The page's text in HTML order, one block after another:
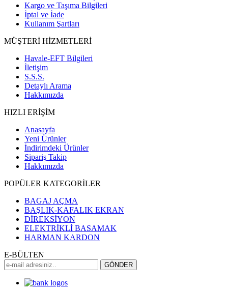
Kargo ve Taşıma Bilgileri
İptal ve İade
Kullanım Şartları
MÜŞTERİ HİZMETLERİ
Havale-EFT Bilgileri
İletişim
S.S.S.
Detaylı Arama
Hakkımızda
HIZLI ERİŞİM
Anasayfa
Yeni Ürünler
İndirimdeki Ürünler
Sipariş Takip
Hakkımızda
POPÜLER KATEGORİLER
BAGAJ AÇMA
BAŞLIK-KAFALIK EKRAN
DİREKSİYON
ELEKTRİKLİ BASAMAK
HARMAN KARDON
E-BÜLTEN